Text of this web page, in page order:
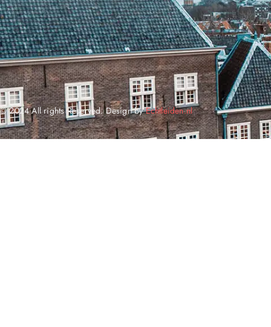
© 2024 All rights Reserved. Design byEchtleiden.nl